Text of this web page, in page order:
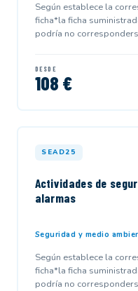
Según establece la
ficha*la ficha
podría no
DESDE
108 €
SEAD25
Actividades de
alarmas
Seguridad y medio
Según establece la
ficha*la ficha
podría no